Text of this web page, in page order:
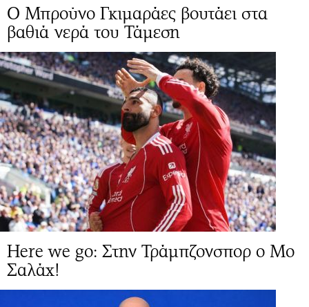
Ο Μπρούνο Γκιμαράες βουτάει στα
βαθιά νερά του Τάμεση
Here we go: Στην Τράμπζονσπορ ο Μο
Σαλάχ!